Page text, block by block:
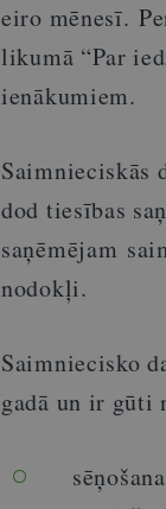
eiro mēnesī.
likumā “Par
ienākumiem.
Saimnieciskās
dod tiesības
saņēmējam
nodokļi.
Saimniecisko
gadā un ir gūti